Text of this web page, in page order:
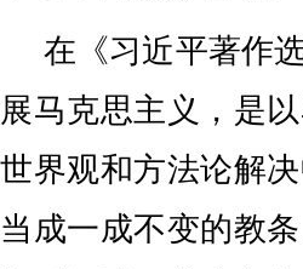
在《习近平著作
展马克思主义，是
世界观和方法论解
当成一成不变的教